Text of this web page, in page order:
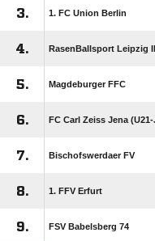
3. 1. FC Union Berlin
4. RasenBallsport Leipzig II
5. Magdeburger FFC
6. FC Carl Zeiss Jena
7. Bischofswerdaer FV
8. 1. FFV Erfurt
9. FSV Babelsberg 74